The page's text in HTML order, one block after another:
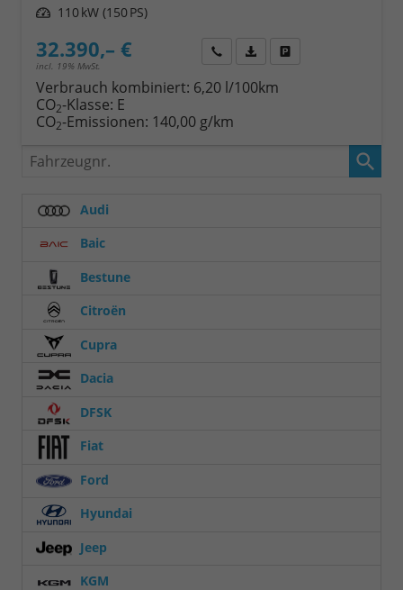
Leistung 110 kW (150 PS)
32.390,– €
incl. 19% MwSt.
Wir rufen Sie anFahrzeugexposé (PDF)
Verbrauch kombiniert: 6,20 l/100km
CO2-Klasse: E
CO2-Emissionen: 140,00 g/km
Fahrzeugnr.
Audi
Baic
Bestune
Citroën
Cupra
Dacia
DFSK
Fiat
Ford
Hyundai
Jeep
KGM